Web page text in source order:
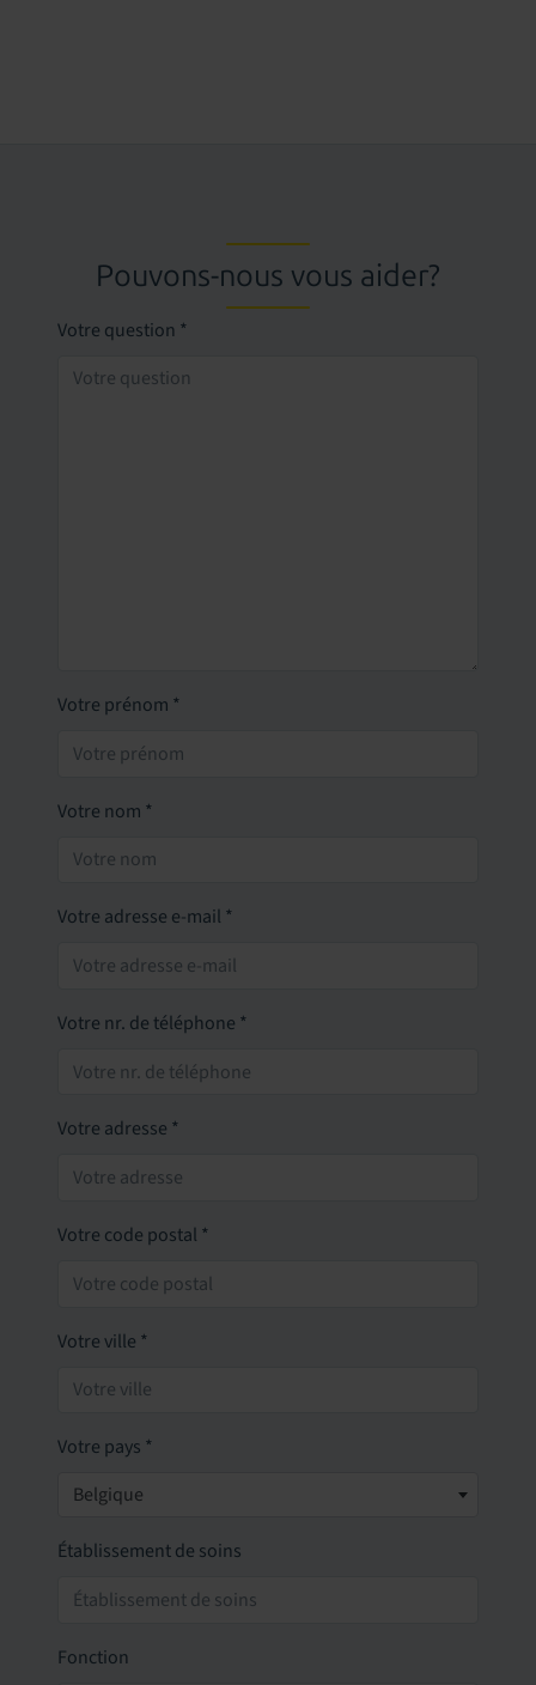
Pouvons-nous vous aider?
Votre question *
Votre prénom *
Votre nom *
Votre adresse e-mail *
Votre nr. de téléphone *
Votre adresse *
Votre code postal *
Votre ville *
Votre pays *
Belgique
Établissement de soins
Fonction